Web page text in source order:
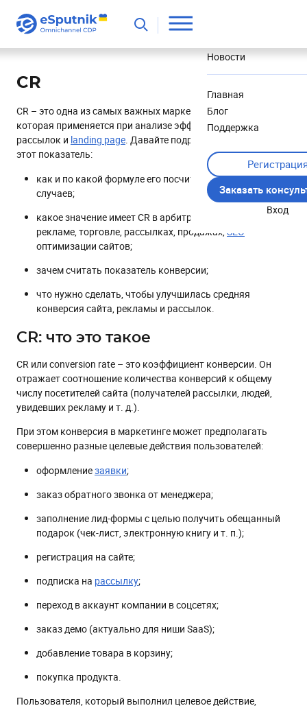
Новости
Главная
Блог
Поддержка
Заказать
Вход
CR
CR – это одна из самых важных маркетинговых метрик,
которая применяется при анализе эффективности рекламы,
рассылок и landing page. Давайте подробно рассмотрим
этот показатель:
как и по какой формуле его посчитать для разных
случаев;
какое значение имеет CR в арбитраже, маркетинге,
рекламе, торговле, рассылках, продажах,SEO
оптимизации сайтов;
зачем считать показатель конверсии;
что нужно сделать, чтобы улучшилась средняя
конверсия сайта, рекламы и рассылок.
CR: что это такое
CR или conversion rate – это коэффициент конверсии. Он
отражает соотношение количества конверсий к общему
числу посетителей сайта (получателей рассылки, людей,
увидевших рекламу и т. д.).
При этом конверсия в маркетинге может предполагать
совершенно разные целевые действия пользователей:
оформлениезаявки;
заказ обратного звонка от менеджера;
заполнение лид-формы с целью получить обещанный
подарок (чек-лист, электронную книгу и т. п.);
регистрация на сайте;
подписка на рассылку;
переход в аккаунт компании в соцсетях;
заказ демо (актуально для ниши SaaS);
добавление товара в корзину;
покупка продукта.
Пользователя, который выполнил целевое действие,